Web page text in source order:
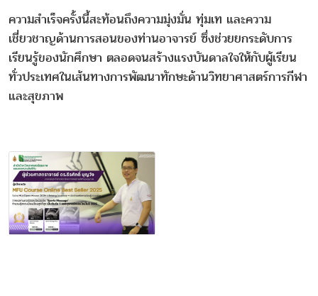
ความสำเร็จครั้งนี้สะท้อนถึงความมุ่งมั่น ทุ่มเท และความ
เชี่ยวชาญด้านการสอนของท่านอาจารย์ ซึ่งช่วยยกระดับการ
เรียนรู้ของนักศึกษา ตลอดจนสร้างแรงบันดาลใจให้กับผู้เรียน
ทั่วประเทศในเส้นทางการพัฒนาทักษะด้านวิทยาศาสตร์การกีฬา
และสุขภาพ